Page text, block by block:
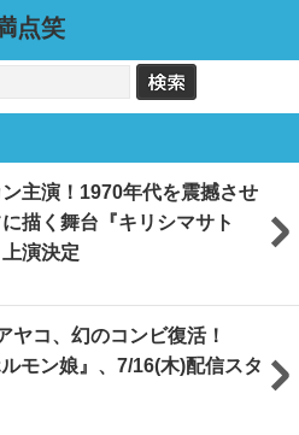
点笑
主演！1970年代を震撼させ
描く舞台『キリシマサト
演決定
ヤコ、幻のコンビ復活！
モン娘』、7/16(木)配信スタ